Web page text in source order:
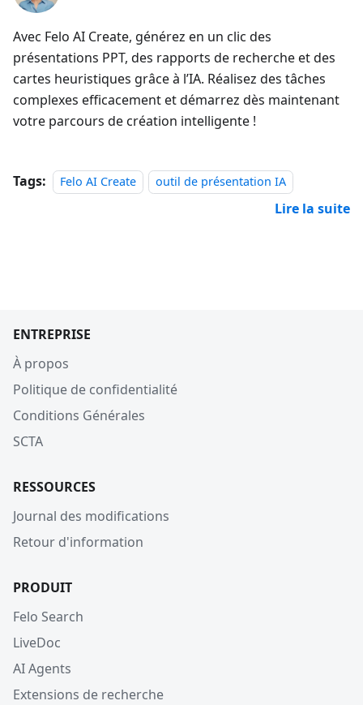
Avec Felo AI Create, générez en un clic des
présentations PPT, des rapports de recherche et des
cartes heuristiques grâce à l’IA. Réalisez des tâches
complexes efficacement et démarrez dès maintenant
votre parcours de création intelligente !
Tags: Felo AI Create outil de présentation IA
Lire la suite
ENTREPRISE
À propos
Politique de confidentialité
Conditions Générales
SCTA
RESSOURCES
Journal des modifications
Retour d'information
PRODUIT
Felo Search
LiveDoc
AI Agents
Extensions de recherche